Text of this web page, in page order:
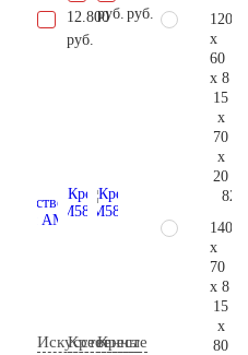
12.800
руб.
руб. руб.
Искусственные
КрестКрест
120
x
60
x 8
15
x
70
x
20
140
x
70
x 8
15
x
80